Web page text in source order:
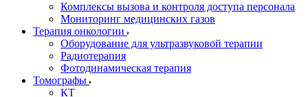
Комплексы вызова и контроля доступа персонала
Мониторинг медицинских газов
Терапия онкологии
Оборудование для ультразвуковой терапии
Радиотерапия
Фотодинамическая терапия
Томографы
КТ